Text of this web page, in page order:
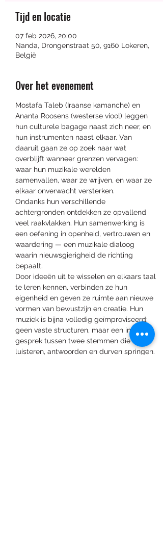
07 aug 2026, 14:00 – 17:00
Nanda
Drongenstraat 50, 9160 Lokeren,
Nu registreren
Tijd en locatie
07 feb 2026, 20:00
Nanda, Drongenstraat 50, 9160 Lokeren,
België
Over het evenement
Mostafa Taleb (Iraanse kamanche) en
Ananta Roosens (westerse viool) leggen
hun culturele bagage naast zich neer, en
hun instrumenten naast elkaar. Van
daaruit gaan ze op zoek naar wat
overblijft wanneer grenzen vervagen:
waar hun muzikale werelden
samenvallen, waar ze wrijven, en waar ze
elkaar onverwacht versterken.
Ondanks hun verschillende
achtergronden ontdekken ze opvallend
veel raakvlakken. Hun samenwerking is
een oefening in openheid, vertrouwen en
waardering — een muzikale dialoog
waarin nieuwsgierigheid de richting
bepaalt.
Door ideeën uit te wisselen en elkaars taal
te leren kennen, verbinden ze hun
eigenheid en geven ze ruimte aan nieuwe
vormen van bewustzijn en creatie. Hun
muziek is bijna volledig geïmproviseerd:
geen vaste structuren, maar een intuïtief
gesprek tussen twee stemmen die
luisteren, antwoorden en durven springen.